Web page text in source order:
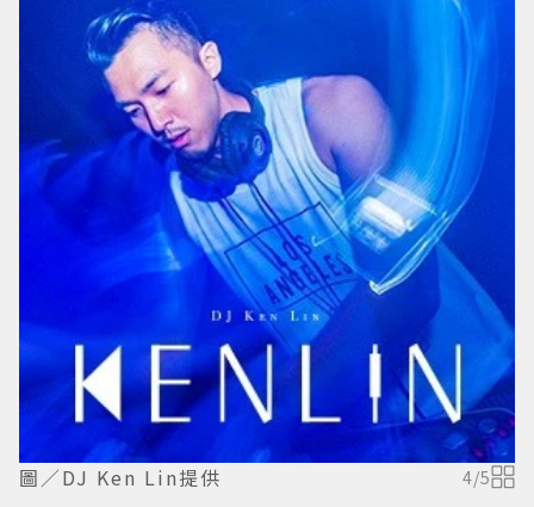
圖／DJ Ken Lin提供 4/5